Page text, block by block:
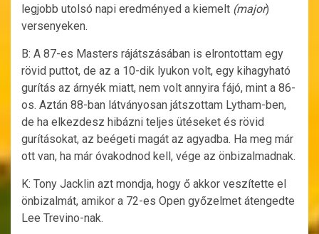
legjobb utolsó napi eredményed a kiemelt (major)
versenyeken.
B: A 87-es Masters rájátszásában is elrontottam egy
rövid puttot, de az a 10-dik lyukon volt, egy kihagyható
gurítás az árnyék miatt, nem volt annyira fájó, mint a 86-
os. Aztán 88-ban látványosan játszottam Lytham-ben,
de ha elkezdesz hibázni teljes ütéseket és rövid
gurításokat, az beégeti magát az agyadba. Ha meg már
ott van, ha már óvakodnod kell, vége az önbizalmadnak.
K: Tony Jacklin azt mondja, hogy ő akkor veszítette el
önbizalmát, amikor a 72-es Open győzelmet átengedte
Lee Trevino-nak.